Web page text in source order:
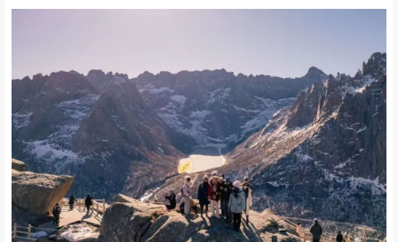
雪山的雄伟与湖泊的柔美相互交融